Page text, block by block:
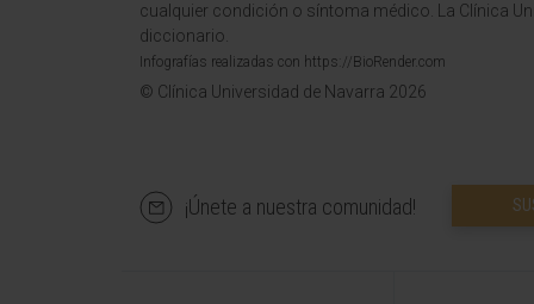
cualquier condición o síntoma médico. La Clínica
diccionario.
Infografías realizadas con https://BioRender.com
© Clínica Universidad de Navarra 2026
¡Únete a nuestra comunidad!